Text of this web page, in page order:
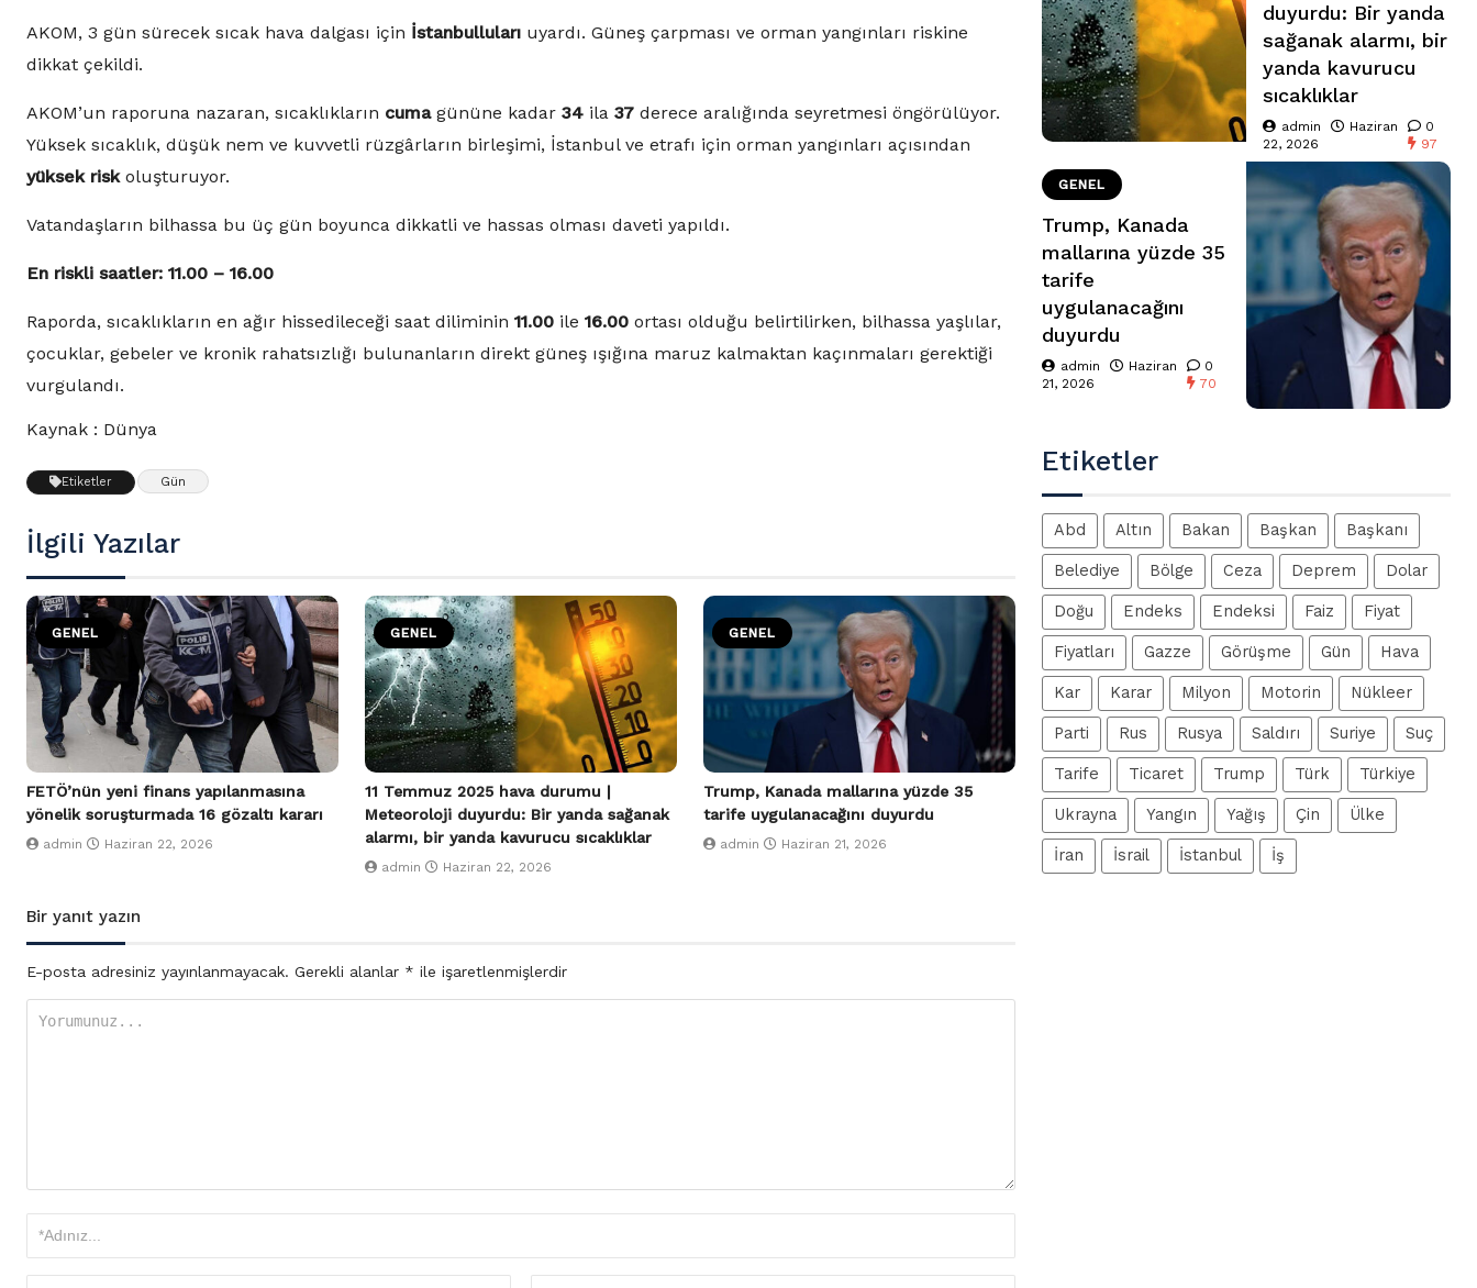
AKOM, 3 gün sürecek sıcak hava dalgası için İstanbulluları uyardı. Güneş çarpması ve orman yangınları riskine
dikkat çekildi.
AKOM’un raporuna nazaran, sıcaklıkların cumagününe kadar 34 ila 37 derece aralığında seyretmesi öngörülüyor.
Yüksek sıcaklık, düşük nem ve kuvvetli rüzgârların birleşimi, İstanbul ve etrafı için orman yangınları açısından
yüksek riskoluşturuyor.
Vatandaşların bilhassa bu üç gün boyunca dikkatli ve hassas olması daveti yapıldı.
En riskli saatler: 11.00 – 16.00
Raporda, sıcaklıkların en ağır hissedileceği saat diliminin 11.00 ile 16.00 ortası olduğu belirtilirken, bilhassa yaşlılar,
çocuklar, gebeler ve kronik rahatsızlığı bulunanların direkt güneş ışığına maruz kalmaktan kaçınmaları gerektiği
vurgulandı.
Kaynak : Dünya
Etiketler Gün
İlgili Yazılar
GENEL
FETÖ’nün yeni finans yapılanmasına
yönelik soruşturmada 16 gözaltı kararı
admin Haziran 22, 2026
GENEL
11 Temmuz 2025 hava durumu |
Meteoroloji duyurdu: Bir yanda sağanak
alarmı, bir yanda kavurucu sıcaklıklar
admin Haziran 22, 2026
GENEL
Trump, Kanada mallarına yüzde 35
tarife uygulanacağını duyurdu
admin Haziran 21, 2026
Bir yanıt yazın
E-posta adresiniz yayınlanmayacak. Gerekli alanlar * ile işaretlenmişlerdir
duyurdu: Bir yanda
sağanak alarmı, bir
yanda kavurucu
sıcaklıklar
admin
Haziran
22, 2026
0
97
GENEL
Trump, Kanada
mallarına yüzde 35
tarife
uygulanacağını
duyurdu
admin
Haziran
21, 2026
0
70
Etiketler
Abd Altın Bakan Başkan Başkanı
Belediye Bölge Ceza Deprem Dolar
Doğu Endeks Endeksi Faiz Fiyat
Fiyatları Gazze Görüşme Gün Hava
Kar Karar Milyon Motorin Nükleer
Parti Rus Rusya Saldırı Suriye Suç
Tarife Ticaret Trump Türk Türkiye
Ukrayna Yangın Yağış Çin Ülke
İran İsrail İstanbul İş